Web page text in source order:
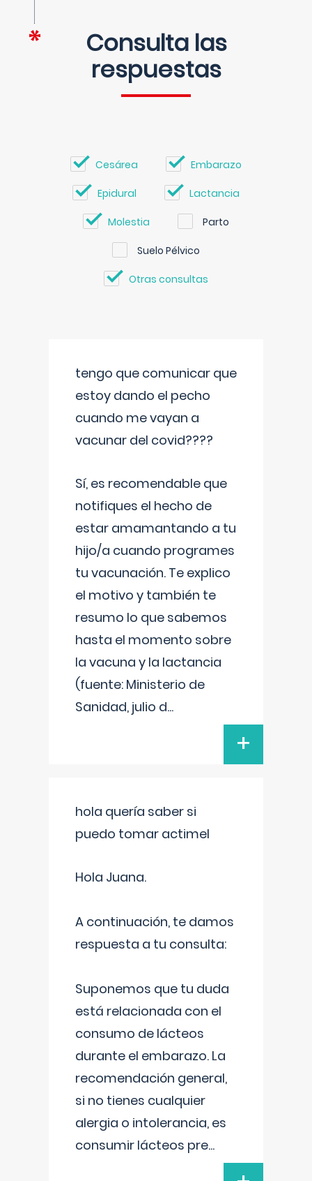
Consulta las
respuestas
Cesárea Embarazo
Epidural Lactancia
Molestia Parto
Suelo Pélvico
Otras consultas
tengo que comunicar que
estoy dando el pecho
cuando me vayan a
vacunar del covid????
Sí, es recomendable que
notifiques el hecho de
estar amamantando a tu
hijo/a cuando programes
tu vacunación. Te explico
el motivo y también te
resumo lo que sabemos
hasta el momento sobre
la vacuna y la lactancia
(fuente: Ministerio de
Sanidad, julio d...
+
hola quería saber si
puedo tomar actimel
Hola Juana.
A continuación, te damos
respuesta a tu consulta:
Suponemos que tu duda
está relacionada con el
consumo de lácteos
durante el embarazo. La
recomendación general,
si no tienes cualquier
alergia o intolerancia, es
consumir lácteos pre...